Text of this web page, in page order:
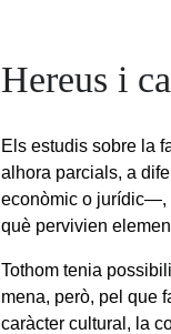
Hereus i
Els estudis sobre la
alhora parcials, a
econòmic o jurídic—,
què pervivien
Tothom tenia
mena, però, pel que
caràcter cultural, la